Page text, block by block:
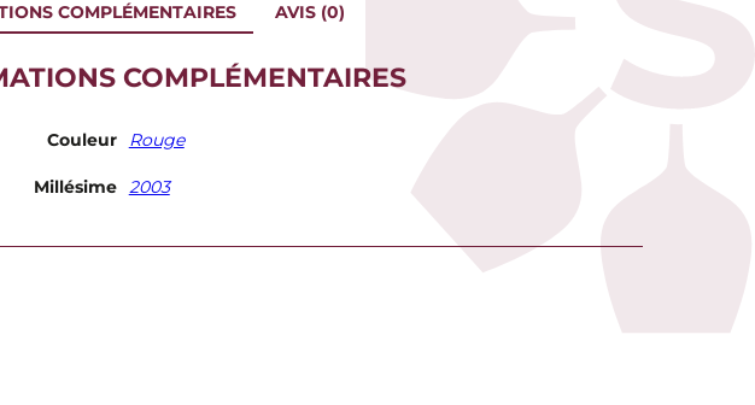
COMPLÉMENTAIRES AVIS (0)
COMPLÉMENTAIRES
Couleur Rouge
Millésime 2003